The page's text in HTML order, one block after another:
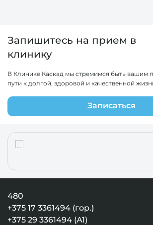
Запишитесь на прием в
клинику
В Клинике Каскад мы стремимся быть вашим
пути к долгой, здоровой и качественной
Записаться
480
+375 17 3361494 (гор.)
+375 29 3361494 (А1)